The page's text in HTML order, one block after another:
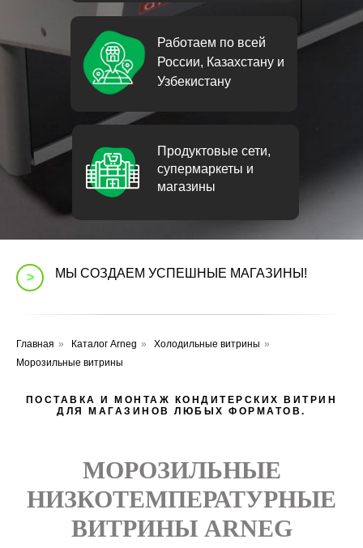
Работаем по всей
России, Казахстану и
Узбекистану
Продуктовые сети,
супермаркеты и
магазины
> МЫ СОЗДАЕМ УСПЕШНЫЕ МАГАЗИНЫ!
Главная » Каталог Аrneg » Холодильные витрины »
Морозильные витрины
ПОСТАВКА И МОНТАЖ КОНДИТЕРСКИХ ВИТРИН
ДЛЯ МАГАЗИНОВ ЛЮБЫХ ФОРМАТОВ.
МОРОЗИЛЬНЫЕ
НИЗКОТЕМПЕРАТУРНЫЕ
ВИТРИНЫ ARNEG